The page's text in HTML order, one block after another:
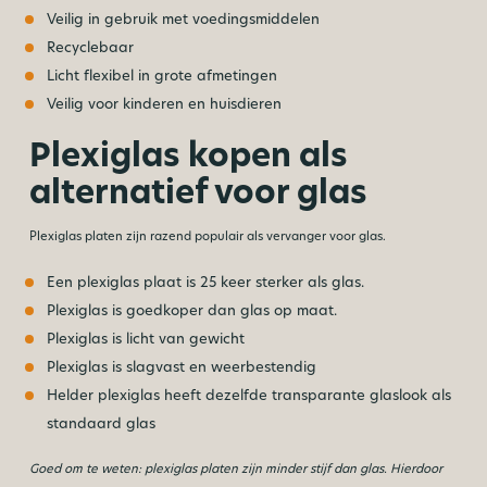
Veilig in gebruik met voedingsmiddelen
Recyclebaar
Licht flexibel in grote afmetingen
Veilig voor kinderen en huisdieren
Plexiglas kopen als
alternatief voor glas
Plexiglas platen zijn razend populair als vervanger voor glas.
Een plexiglas plaat is 25 keer sterker als glas.
Plexiglas is goedkoper dan glas op maat.
Plexiglas is licht van gewicht
Plexiglas is slagvast en weerbestendig
Helder plexiglas heeft dezelfde transparante glaslook als
standaard glas
Goed om te weten: plexiglas platen zijn minder stijf dan glas. Hierdoor